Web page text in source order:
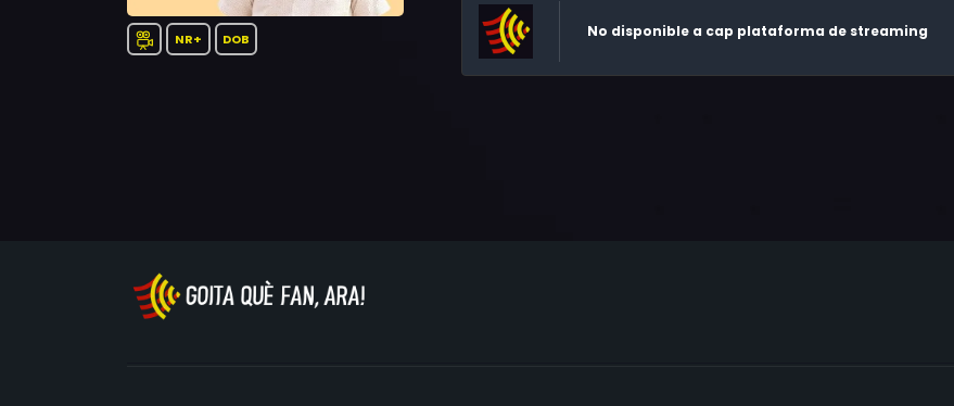
NR+ DOB No disponible a cap plataforma de streaming